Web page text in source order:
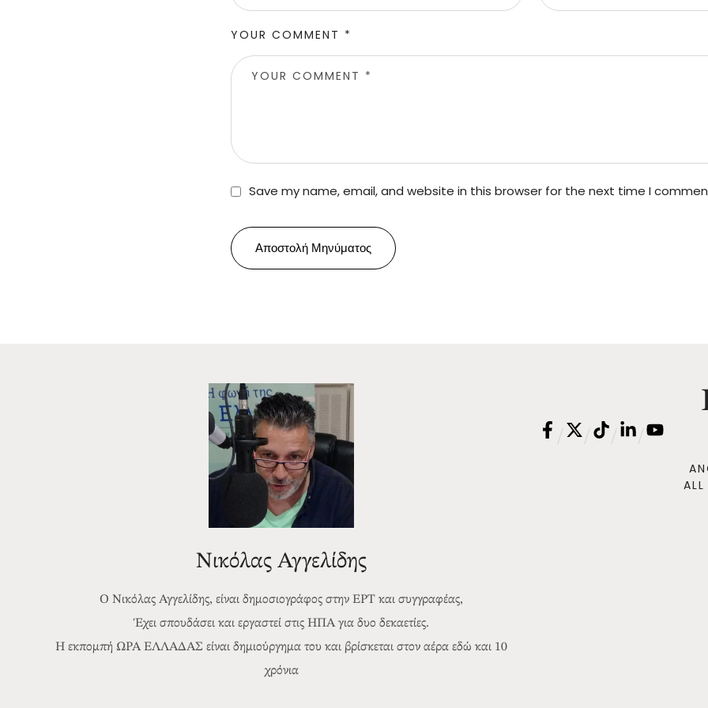
YOUR COMMENT *
Save my name, email, and website in this browser for the next time I
Αποστολή Μηνύματος
Νικόλας Αγγελίδης
Ο Νικόλας Αγγελίδης, είναι δημοσιογράφος στην ΕΡΤ και συγγραφέας,
Έχει σπουδάσει και εργαστεί στις ΗΠΑ για δυο δεκαετίες.
Η εκπομπή ΩΡΑ ΕΛΛΑΔΑΣ είναι δημιούργημα του και βρίσκεται στον αέρα εδώ και 10
χρόνια